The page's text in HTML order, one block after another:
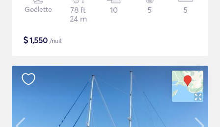
Goélette
78 ft
24 m
10 5 5
$1,550 /nuit